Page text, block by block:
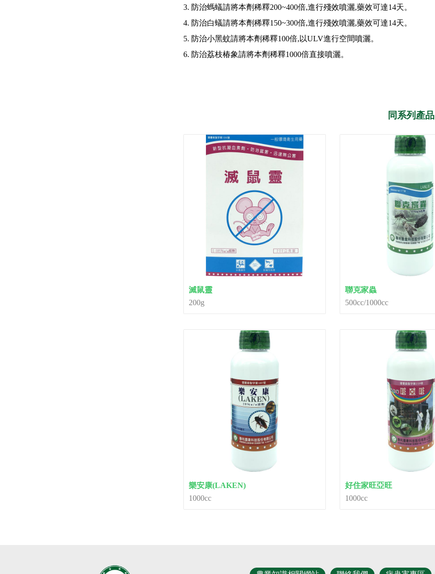
防治螞蟻請將本劑稀釋200~400倍,進行殘效噴灑,藥效可達14天。
防治白蟻請將本劑稀釋150~300倍,進行殘效噴灑,藥效可達14天。
防治小黑蚊請將本劑稀釋100倍,以ULV進行空間噴灑。
防治荔枝椿象請將本劑稀釋1000倍直接噴灑。
同系列產品
滅鼠靈
200g
聯克家蟲
500cc/1000cc
樂安康(LAKEN)
1000cc
好住家旺亞旺
1000cc